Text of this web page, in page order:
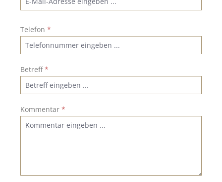
Telefon *
Betreff*
Kommentar *